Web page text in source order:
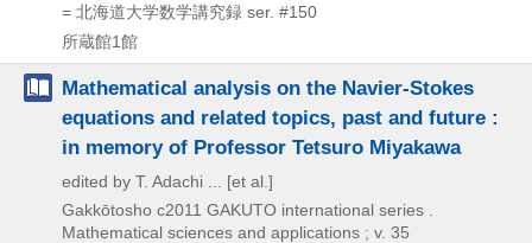
= 北海道大学数学講究録 ser. #150
所蔵館1館
Mathematical analysis on the Navier-Stokes
equations and related topics, past and future :
in memory of Professor Tetsuro Miyakawa
edited by T. Adachi ... [et al.]
Gakkōtosho c2011 GAKUTO international series .
Mathematical sciences and applications ; v. 35